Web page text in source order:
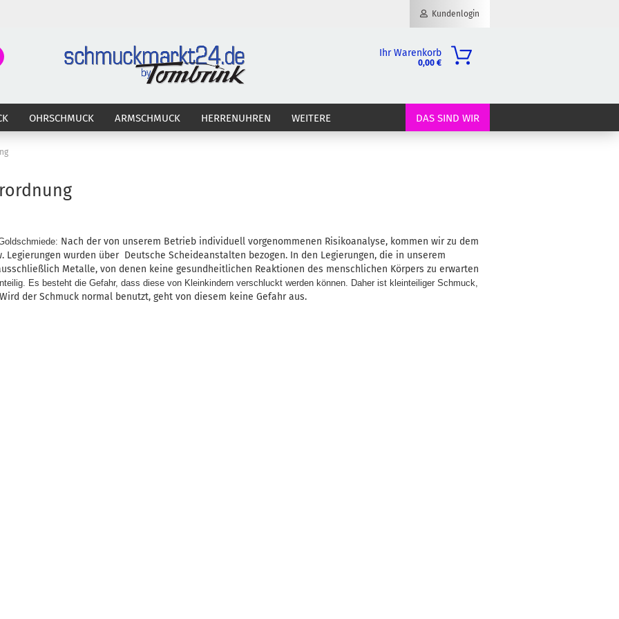
Kundenlogin
Suche... Ihr Warenkorb
0,00 €
OHRSCHMUCK ARMSCHMUCK HERRENUHREN DAS SIND WIR
WEITERE
Nach der von unserem Betrieb individuell vorgenommenen Risikoanalyse, kommen wir zu dem
Legierungen wurden über Deutsche Scheideanstalten bezogen. In den Legierungen, die in unserem
Metalle, von denen keine gesundheitlichen Reaktionen des menschlichen Körpers zu erwarten
Es besteht die Gefahr, dass diese von Kleinkindern verschluckt werden können. Daher ist kleinteiliger Schmuck,
Wird der Schmuck normal benutzt, geht von diesem keine Gefahr aus.